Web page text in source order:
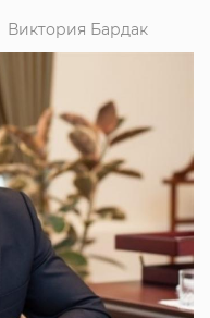
Виктория Бардак